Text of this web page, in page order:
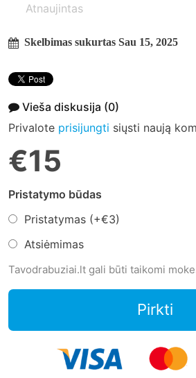
Atnaujintas
Skelbimas sukurtas Sau 15, 2025
Vieša diskusija (0)
Privalote prisijungti siųsti naują
€15
Pristatymo būdas
Pristatymas (+€3)
Atsiėmimas
Tavodrabuziai.lt gali būti taikomi
Pirkti